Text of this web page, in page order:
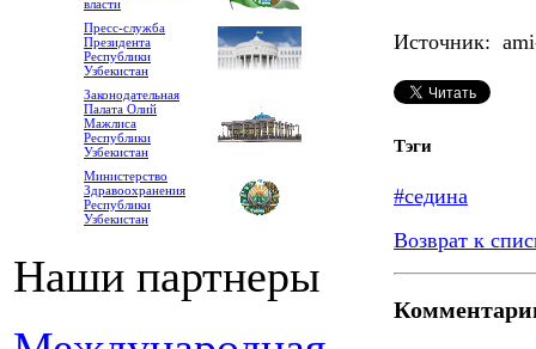
власти
Пресс-служба
Президента
Республики
Узбекистан
Законодательная
Палата Олий
Мажлиса
Республики
Узбекистан
Министерство
Здравоохранения
Республики
Узбекистан
Наши партнеры
Источник:
Тэги
#седина
Возврат к